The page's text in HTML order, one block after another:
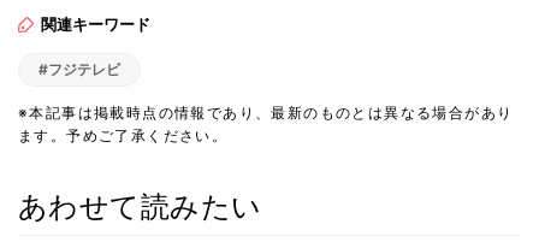
関連キーワード
#フジテレビ
※本記事は掲載時点の情報であり、最新のものとは異なる場合があり
ます。予めご了承ください。
あわせて読みたい